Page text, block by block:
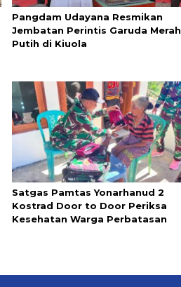
Pangdam Udayana Resmikan
Jembatan Perintis Garuda Merah
Putih di Kiuola
Satgas Pamtas Yonarhanud 2
Kostrad Door to Door Periksa
Kesehatan Warga Perbatasan